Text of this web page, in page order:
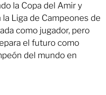
la Copa del Amir y
Liga de Campeones de
como jugador, pero
el futuro como
del mundo en